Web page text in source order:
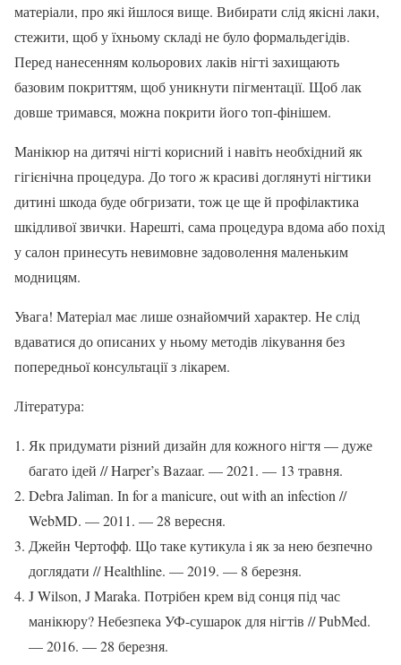
матеріали, про які йшлося вище. Вибирати слід якісні лаки,
стежити, щоб у їхньому складі не було формальдегідів.
Перед нанесенням кольорових лаків нігті захищають
базовим покриттям, щоб уникнути пігментації. Щоб лак
довше тримався, можна покрити його топ-фінішем.
Манікюр на дитячі нігті корисний і навіть необхідний як
гігієнічна процедура. До того ж красиві доглянуті нігтики
дитині шкода буде обгризати, тож це ще й профілактика
шкідливої звички. Нарешті, сама процедура вдома або похід
у салон принесуть невимовне задоволення маленьким
модницям.
Увага! Матеріал має лише ознайомчий характер. Не слід
вдаватися до описаних у ньому методів лікування без
попередньої консультації з лікарем.
Література:
Як придумати різний дизайн для кожного нігтя — дуже
багато ідей // Harper’s Bazaar. — 2021. — 13 травня.
Debra Jaliman. In for a manicure, out with an infection //
WebMD. — 2011. — 28 вересня.
Джейн Чертофф. Що таке кутикула і як за нею безпечно
доглядати // Healthline. — 2019. — 8 березня.
J Wilson, J Maraka. Потрібен крем від сонця під час
манікюру? Небезпека УФ-сушарок для нігтів // PubMed.
— 2016. — 28 березня.